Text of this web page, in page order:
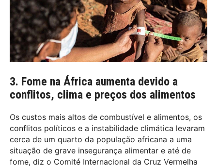
3. Fome na África aumenta devido a
conflitos, clima e preços dos alimentos
Os custos mais altos de combustível e alimentos, os
conflitos políticos e a instabilidade climática levaram
cerca de um quarto da população africana a uma
situação de grave insegurança alimentar e até de
fome, diz o Comité Internacional da Cruz Vermelha